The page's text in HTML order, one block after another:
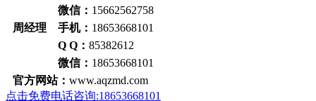
微信： 15662562758
周经理 手机： 18653668101
Q Q： 85382612
微信： 18653668101
官方网站： www.aqzmd.com
点击免费电话咨询:18653668101